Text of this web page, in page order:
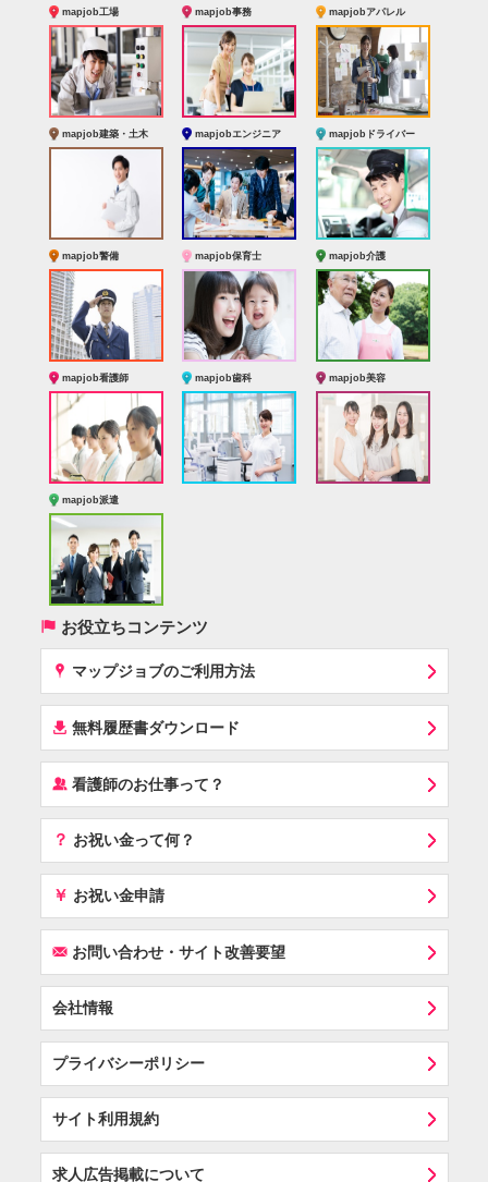
mapjob工場 mapjob事務 mapjobアパレル
mapjob建築・土木 mapjobエンジニア mapjobドライバー
mapjob警備 mapjob保育士 mapjob介護
mapjob看護師 mapjob歯科 mapjob美容
mapjob派遣
( お役立ちコンテンツ
x マップジョブのご利用方法
í 無料履歴書ダウンロード
‰看護師のお仕事って？
？ お祝い金って何？
￥ お祝い金申請
Fお問い合わせ・サイト改善要望
会社情報
プライバシーポリシー
サイト利用規約
求人広告掲載について